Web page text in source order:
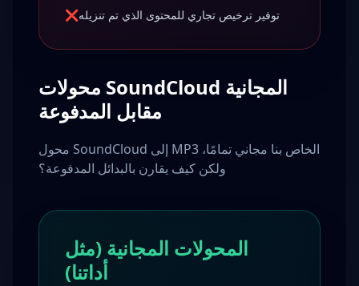
❌توفير ترخيص تجاري للمحتوى الذي تم تنزيله
محولات SoundCloud المجانية
مقابل المدفوعة
محول SoundCloud إلى MP3 الخاص بنا مجاني تمامًا،
ولكن كيف يقارن بالبدائل المدفوعة؟
المحولات المجانية (مثل
أداتنا)